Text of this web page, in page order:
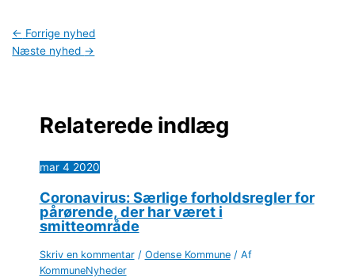
← Forrige nyhed
Næste nyhed →
Relaterede indlæg
mar 4 2020
Coronavirus: Særlige forholdsregler for
pårørende, der har været i
smitteområde
Skriv en kommentar / Odense Kommune/ Af
KommuneNyheder